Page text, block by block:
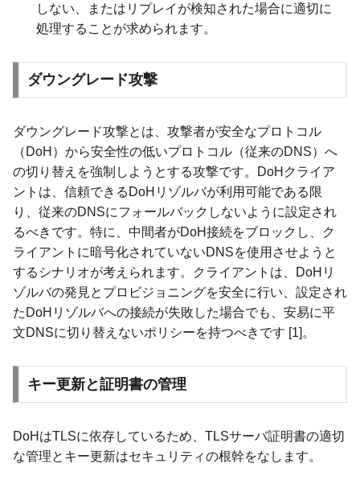
しない、またはリプレイが検知された場合に適切に
処理することが求められます。
ダウングレード攻撃
ダウングレード攻撃とは、攻撃者が安全なプロトコル
（DoH）から安全性の低いプロトコル（従来のDNS）へ
の切り替えを強制しようとする攻撃です。DoHクライア
ントは、信頼できるDoHリゾルバが利用可能である限
り、従来のDNSにフォールバックしないように設定され
るべきです。特に、中間者がDoH接続をブロックし、ク
ライアントに暗号化されていないDNSを使用させようと
するシナリオが考えられます。クライアントは、DoHリ
ゾルバの発見とプロビジョニングを安全に行い、設定され
たDoHリゾルバへの接続が失敗した場合でも、安易に平
文DNSに切り替えないポリシーを持つべきです [1]。
キー更新と証明書の管理
DoHはTLSに依存しているため、TLSサーバ証明書の適切
な管理とキー更新はセキュリティの根幹をなします。